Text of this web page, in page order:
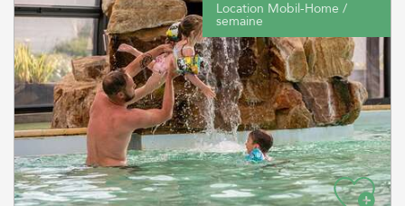
Location Mobil-Home /
semaine